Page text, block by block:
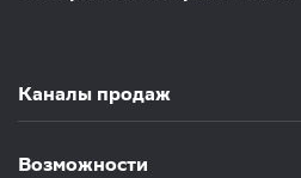
Каналы продаж
Возможности